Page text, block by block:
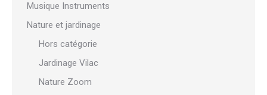
Musique Instruments
Nature et jardinage
Hors catégorie
Jardinage Vilac
Nature Zoom